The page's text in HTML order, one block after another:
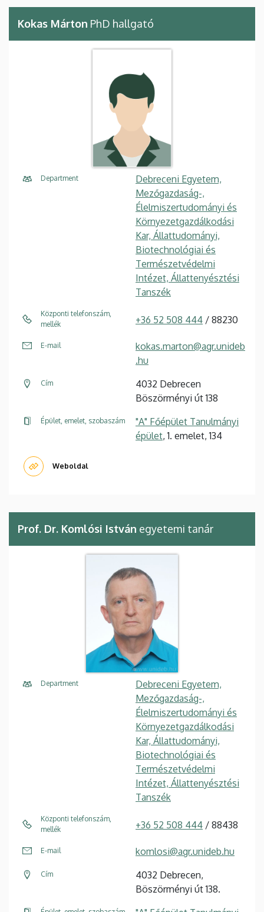
Kokas Márton PhD hallgató
Department
Debreceni Egyetem,
Mezőgazdaság-,
Élelmiszertudományi és
Környezetgazdálkodási
Kar, Állattudományi,
Biotechnológiai és
Természetvédelmi
Intézet, Állattenyésztési
Tanszék
Központi telefonszám,
mellék
+36 52 508 444 / 88230
E-mail
kokas.marton@agr.unideb
.hu
Cím
4032 Debrecen
Böszörményi út 138
Épület, emelet, szobaszám
"A" Főépület Tanulmányi
épület, 1. emelet, 134
Weboldal
Prof. Dr. Komlósi István egyetemi tanár
Department
Debreceni Egyetem,
Mezőgazdaság-,
Élelmiszertudományi és
Környezetgazdálkodási
Kar, Állattudományi,
Biotechnológiai és
Természetvédelmi
Intézet, Állattenyésztési
Tanszék
Központi telefonszám,
mellék
+36 52 508 444 / 88438
E-mail komlosi@agr.unideb.hu
Cím
4032 Debrecen,
Böszörményi út 138.